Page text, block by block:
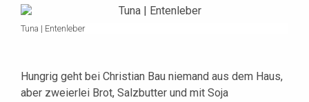
Tuna | Entenleber
Hungrig geht bei Christian Bau niemand aus dem Haus,
aber zweierlei Brot, Salzbutter und mit Soja